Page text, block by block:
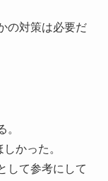
の対策は必要だ
。
かった。
して参考にして